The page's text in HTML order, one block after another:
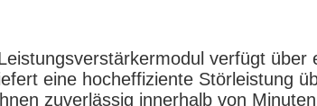
verfügt
eine hocheffiziente Störleistung
zuverlässig innerhalb von